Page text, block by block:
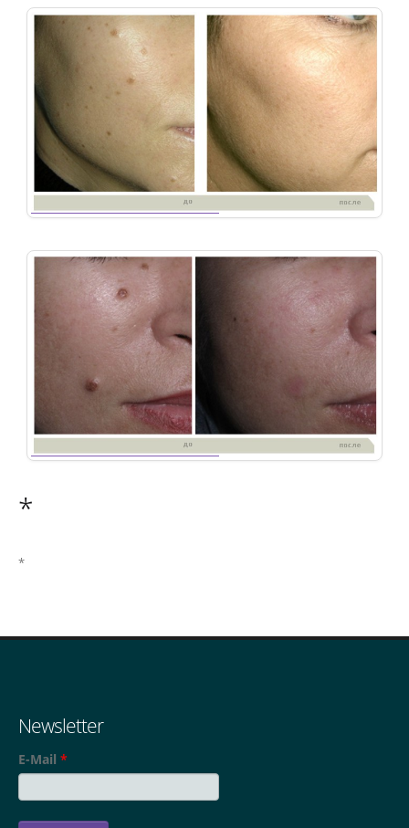
Удаление-новообразований
Удаление-новообразований
*
*
Newsletter
E-Mail *